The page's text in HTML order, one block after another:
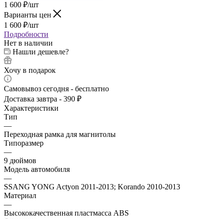
1 600 ₽/шт
Варианты цен
1 600 ₽/шт
Подробности
Нет в наличии
Нашли дешевле?
Хочу в подарок
Самовывоз сегодня - бесплатно
Доставка завтра - 390 ₽
Характеристики
Тип
—
Переходная рамка для магнитолы
Типоразмер
—
9 дюймов
Модель автомобиля
—
SSANG YONG Actyon 2011-2013; Korando 2010-2013
Материал
—
Высококачественная пластмасса ABS